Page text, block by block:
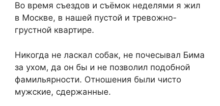
Во время съездов и съёмок неделями я жил
в Москве, в нашей пустой и тревожно-
грустной квартире.
Никогда не ласкал собак, не почесывал Бима
за ухом, да он бы и не позволил подобной
фамильярности. Отношения были чисто
мужские, сдержанные.